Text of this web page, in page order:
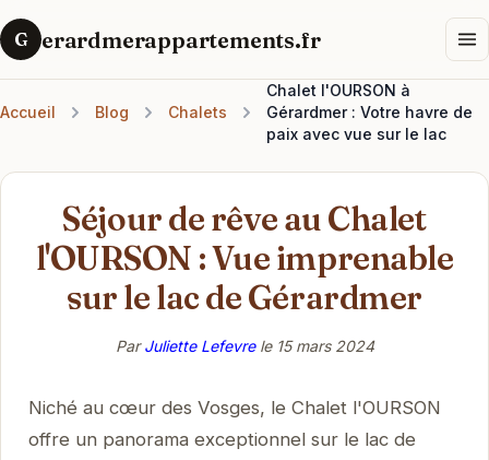
G erardmerappartements.fr
Accueil Blog Chalets
Chalet l'OURSON à
Gérardmer : Votre havre de
paix avec vue sur le lac
Séjour de rêve au Chalet
l'OURSON : Vue imprenable
sur le lac de Gérardmer
ParJuliette Lefevrele 15 mars 2024
Niché au cœur des Vosges, le Chalet l'OURSON
offre un panorama exceptionnel sur le lac de